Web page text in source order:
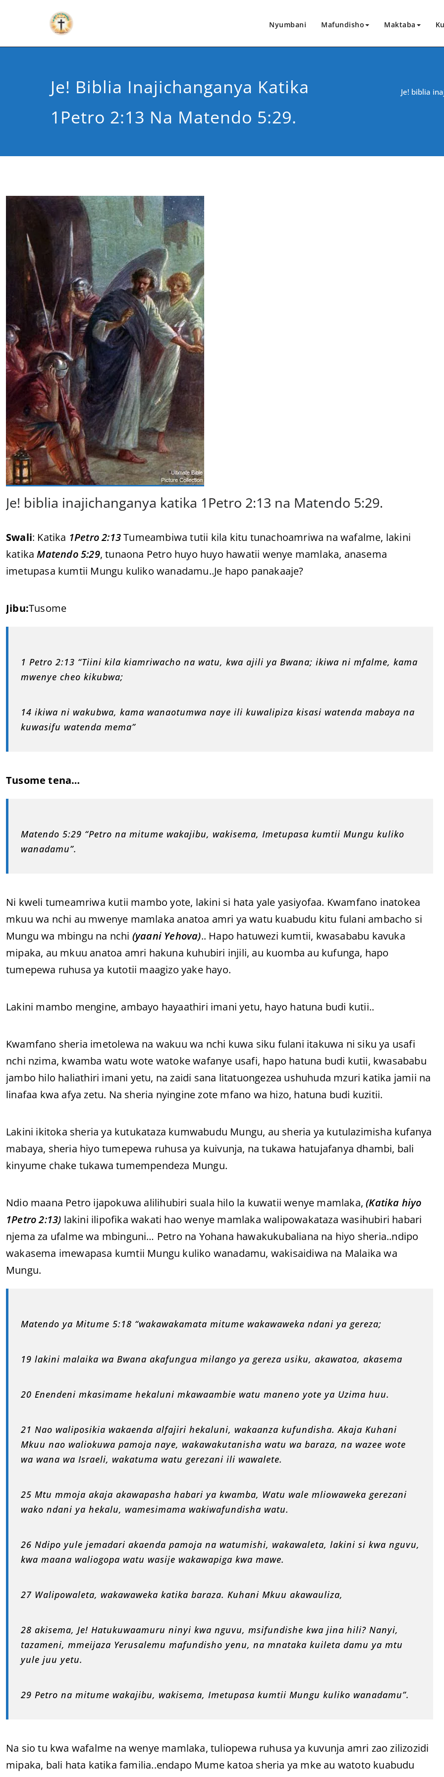
Nyumbani Mafundisho Maktaba
Je! Biblia Inajichanganya Katika
1Petro 2:13 Na Matendo 5:29.
Je! biblia
Je! biblia inajichanganya katika 1Petro 2:13 na Matendo 5:29.
Swali: Katika 1Petro 2:13Tumeambiwa tutii kila kitu tunachoamriwa na wafalme, lakini
katikaMatendo 5:29, tunaona Petro huyo huyo hawatii wenye mamlaka, anasema
imetupasa kumtii Mungu kuliko wanadamu..Je hapo panakaaje?
Jibu:Tusome
1 Petro 2:13 “Tiini kila kiamriwacho na watu, kwa ajili ya Bwana; ikiwa ni mfalme, kama
mwenye cheo kikubwa;
14 ikiwa ni wakubwa, kama wanaotumwa naye ili kuwalipiza kisasi watenda mabaya na
kuwasifu watenda mema”
Tusome tena…
Matendo 5:29 “Petro na mitume wakajibu, wakisema, Imetupasa kumtii Mungu kuliko
wanadamu”.
Ni kweli tumeamriwa kutii mambo yote, lakini si hata yale yasiyofaa. Kwamfano inatokea
mkuu wa nchi au mwenye mamlaka anatoa amri ya watu kuabudu kitu fulani ambacho si
Mungu wa mbingu na nchi (yaani Yehova).. Hapo hatuwezi kumtii, kwasababu kavuka
mipaka, au mkuu anatoa amri hakuna kuhubiri injili, au kuomba au kufunga, hapo
tumepewa ruhusa ya kutotii maagizo yake hayo.
Lakini mambo mengine, ambayo hayaathiri imani yetu, hayo hatuna budi kutii..
Kwamfano sheria imetolewa na wakuu wa nchi kuwa siku fulani itakuwa ni siku ya usafi
nchi nzima, kwamba watu wote watoke wafanye usafi, hapo hatuna budi kutii, kwasababu
jambo hilo haliathiri imani yetu, na zaidi sana litatuongezea ushuhuda mzuri katika jamii na
linafaa kwa afya zetu. Na sheria nyingine zote mfano wa hizo, hatuna budi kuzitii.
Lakini ikitoka sheria ya kutukataza kumwabudu Mungu, au sheria ya kutulazimisha kufanya
mabaya, sheria hiyo tumepewa ruhusa ya kuivunja, na tukawa hatujafanya dhambi, bali
kinyume chake tukawa tumempendeza Mungu.
Ndio maana Petro ijapokuwa alilihubiri suala hilo la kuwatii wenye mamlaka,(Katika hiyo
1Petro 2:13) lakini ilipofika wakati hao wenye mamlaka walipowakataza wasihubiri habari
njema za ufalme wa mbinguni… Petro na Yohana hawakukubaliana na hiyo sheria..ndipo
wakasema imewapasa kumtii Mungu kuliko wanadamu, wakisaidiwa na Malaika wa
Mungu.
Matendo ya Mitume 5:18 “wakawakamata mitume wakawaweka ndani ya gereza;
19 lakini malaika wa Bwana akafungua milango ya gereza usiku, akawatoa, akasema
20 Enendeni mkasimame hekaluni mkawaambie watu maneno yote ya Uzima huu.
21 Nao waliposikia wakaenda alfajiri hekaluni, wakaanza kufundisha. Akaja Kuhani
Mkuu nao waliokuwa pamoja naye, wakawakutanisha watu wa baraza, na wazee wote
wa wana wa Israeli, wakatuma watu gerezani ili wawalete.
25 Mtu mmoja akaja akawapasha habari ya kwamba, Watu wale mliowaweka gerezani
wako ndani ya hekalu, wamesimama wakiwafundisha watu.
26 Ndipo yule jemadari akaenda pamoja na watumishi, wakawaleta, lakini si kwa nguvu,
kwa maana waliogopa watu wasije wakawapiga kwa mawe.
27 Walipowaleta, wakawaweka katika baraza. Kuhani Mkuu akawauliza,
28 akisema, Je! Hatukuwaamuru ninyi kwa nguvu, msifundishe kwa jina hili? Nanyi,
tazameni, mmeijaza Yerusalemu mafundisho yenu, na mnataka kuileta damu ya mtu
yule juu yetu.
29 Petro na mitume wakajibu, wakisema, Imetupasa kumtii Mungu kuliko wanadamu”.
Na sio tu kwa wafalme na wenye mamlaka, tuliopewa ruhusa ya kuvunja amri zao zilizozidi
mipaka, bali hata katika familia..endapo Mume katoa sheria ya mke au watoto kuabudu
CHANGIA HAPA